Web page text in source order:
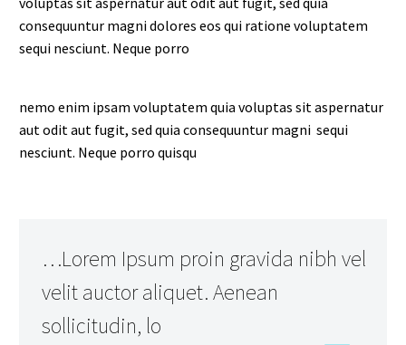
consequuntur magni dolores eos qui ratione voluptatem
sequi nesciunt. Neque porro
nemo enim ipsam voluptatem quia voluptas sit aspernatur
aut odit aut fugit, sed quia consequuntur magni sequi
nesciunt. Neque porro quisqu
…Lorem Ipsum proin gravida nibh vel
velit auctor aliquet. Aenean
sollicitudin, lo